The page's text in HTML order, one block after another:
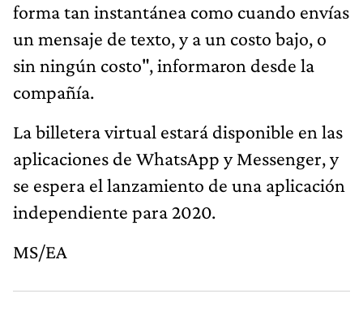
forma tan instantánea como cuando envías
un mensaje de texto, y a un costo bajo, o
sin ningún costo", informaron desde la
compañía.
La billetera virtual estará disponible en las
aplicaciones de WhatsApp y Messenger, y
se espera el lanzamiento de una aplicación
independiente para 2020.
MS/EA